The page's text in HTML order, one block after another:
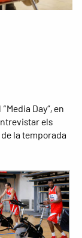
Day”, en
els
la temporada